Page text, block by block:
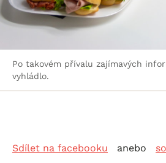
Po takovém přívalu zajímavých
vyhládlo.
Sdílet na facebooku anebo